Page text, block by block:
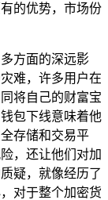
的优势，市场份
方面的深远影
难，许多用户在
将自己的财富宝
包下线意味着他
存储和交易平
，还让他们对加
疑，就像经历了
对于整个加密货